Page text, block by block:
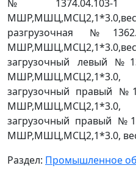
№1374.04.103-
разгрузочная
загрузочный левый
МШР,МШЦ,МСЦ2,1*3.0,
загрузочный правый
МШР,МШЦ,МСЦ2,1*3.0,
загрузочный правый
МШР,МШЦ,МСЦ2,1*3.0, вес
Раздел: Промышленное